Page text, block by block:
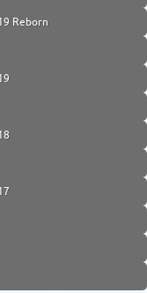
Reborn